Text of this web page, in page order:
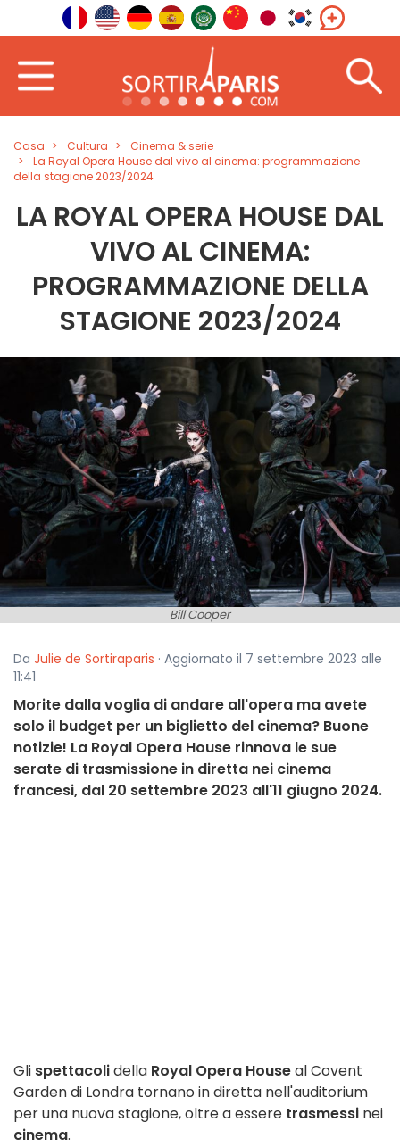
Casa Cultura
Cinema & serie
La Royal Opera House dal vivo al cinema: programmazione
della stagione 2023/2024
LA ROYAL OPERA HOUSE DAL
VIVO AL CINEMA:
PROGRAMMAZIONE DELLA
STAGIONE 2023/2024
Bill Cooper
Da Julie de Sortiraparis · Aggiornato il 7 settembre 2023 alle
11:41
Morite dalla voglia di andare all'opera ma avete
solo il budget per un biglietto del cinema? Buone
notizie! La Royal Opera House rinnova le sue
serate di trasmissione in diretta nei cinema
francesi, dal 20 settembre 2023 all'11 giugno 2024.
Gli spettacolidella Royal Opera Houseal Covent
Garden di Londra tornano in diretta nell'auditorium
per una nuova stagione, oltre a essere trasmessi nei
cinema.